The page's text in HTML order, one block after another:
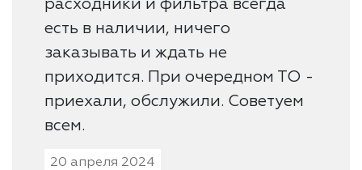
расходники и фильтра всегда
есть в наличии, ничего
заказывать и ждать не
приходится. При очередном ТО -
приехали, обслужили. Советуем
всем.
20 апреля 2024